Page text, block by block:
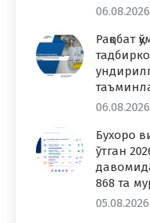
06.08.2026
Рақобат
06.08.2026
Бухоро
ўтган
868 та
05.08.2026